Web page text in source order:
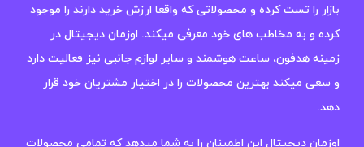
بازار را تست کرده و محصولاتی که واقعا ارزش خرید دارند را موجود
کرده و به مخاطب های خود معرفی میکند. اوزمان دیجیتال در
زمینه هدفون، ساعت هوشمند و سایر لوازم جانبی نیز فعالیت دارد
و سعی میکند بهترین محصولات را در اختیار مشتریان خود قرار
دهد.
اوزمان دیجیتال این اطمینان را به شما میدهد که تمامی محصولات